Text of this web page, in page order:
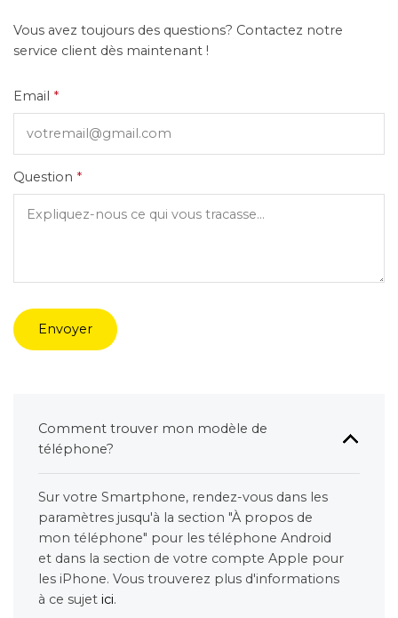
Vous avez toujours des questions? Contactez notre
service client dès maintenant !
Email *
Question *
Envoyer
Comment trouver mon modèle de
téléphone?
Sur votre Smartphone, rendez-vous dans les
paramètres jusqu'à la section "À propos de
mon téléphone" pour les téléphone Android
et dans la section de votre compte Apple pour
les iPhone. Vous trouverez plus d'informations
à ce sujet ici.